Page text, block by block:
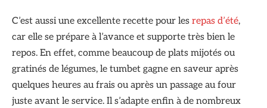
C’est aussi une excellente recette pour les repas d’été,
car elle se prépare à l’avance et supporte très bien le
repos. En effet, comme beaucoup de plats mijotés ou
gratinés de légumes, le tumbet gagne en saveur après
quelques heures au frais ou après un passage au four
juste avant le service. Il s’adapte enfin à de nombreux